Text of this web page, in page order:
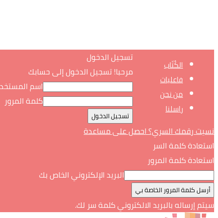
الكُتّاب
فاعليات
من نحن
راسلنا
تسجيل الدخول
مرحبا! تسجيل الدخول إلى حسابك
اسم
كلمة المرور
نسيت رقمك السري؟ احصل على مساعدة
استعادة كلمة السر
استعادة كلمة المرور
البريد الإلكتروني الخاص بك
سيتم إرساله بالبريد الالكتروني كلمة سر لك.